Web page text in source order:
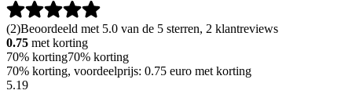
(2)Beoordeeld met 5.0 van de 5 sterren, 2 klantreviews
0.75 met korting
70% korting70% korting
70% korting, voordeelprijs: 0.75 euro met korting
5.19